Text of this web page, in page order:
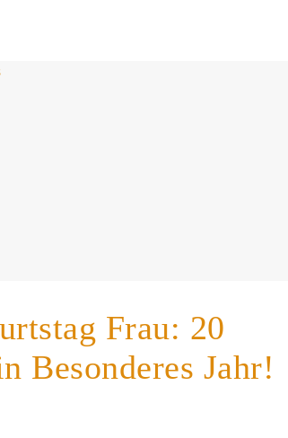
Frau: 20
Besonderes Jahr!